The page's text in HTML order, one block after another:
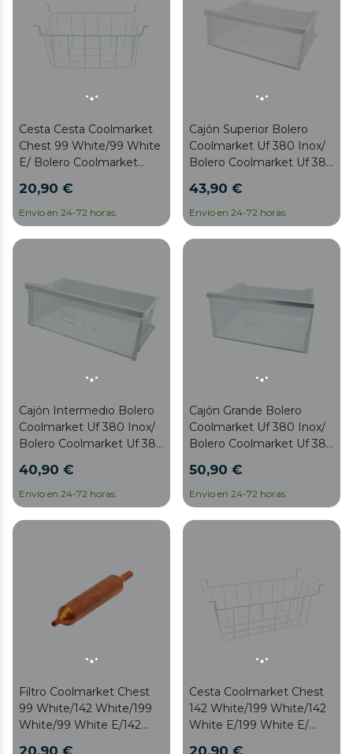
Cesta Cesta Coolmarket
Chest 99 White/99 White
E/ Bolero Coolmarket
20,90 €
Envío en 24-72 horas.
Cajón Superior Bolero
Coolmarket Uf 380 Inox/
Bolero Coolmarket Uf 380
43,90 €
Envío en 24-72 horas.
Cajón Intermedio Bolero
Coolmarket Uf 380 Inox/
Bolero Coolmarket Uf 380
40,90 €
Envío en 24-72 horas.
Cajón Grande Bolero
Coolmarket Uf 380 Inox/
Bolero Coolmarket Uf 380
50,90 €
Envío en 24-72 horas.
Filtro Coolmarket Chest
99 White/142 White/199
White/99 White E/142
20,90 €
Cesta Coolmarket Chest
142 White/199 White/142
White E/199 White E/
20,90 €